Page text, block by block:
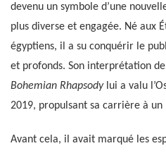
devenu un symbole d’une
plus diverse et engagée. Né aux
égyptiens, il a su conquérir le
et profonds. Son interprétation
Bohemian Rhapsodylui a valu
2019, propulsant sa carrière à
Avant cela, il avait marqué les